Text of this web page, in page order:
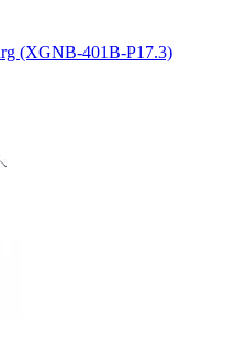
(XGNB-401B-P17.3)